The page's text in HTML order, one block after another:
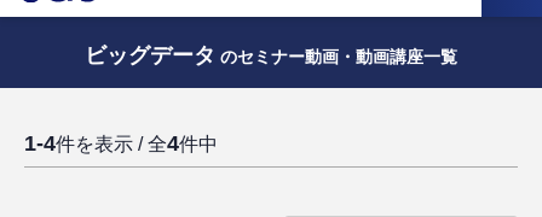
ビッグデータ のセミナー動画・動画講座一覧
1-4件を表示 / 全4件中